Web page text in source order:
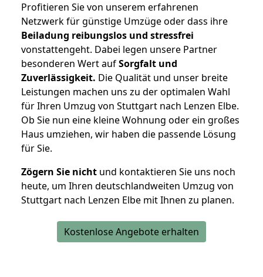
Profitieren Sie von unserem erfahrenen
Netzwerk für günstige Umzüge oder dass ihre
Beiladung reibungslos und stressfrei
vonstattengeht. Dabei legen unsere Partner
besonderen Wert aufSorgfalt und
Zuverlässigkeit. Die Qualität und unser breite
Leistungen machen uns zu der optimalen Wahl
für Ihren Umzug von Stuttgart nach Lenzen Elbe.
Ob Sie nun eine kleine Wohnung oder ein großes
Haus umziehen, wir haben die passende Lösung
für Sie.
Zögern Sie nicht und kontaktieren Sie uns noch
heute, um Ihren deutschlandweiten Umzug von
Stuttgart nach Lenzen Elbe mit Ihnen zu planen.
Kostenlose Angebote erhalten